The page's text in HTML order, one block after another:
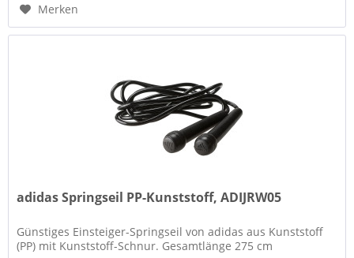
Merken
adidas Springseil PP-Kunststoff, ADIJRW05
Günstiges Einsteiger-Springseil von adidas aus Kunststoff
(PP) mit Kunststoff-Schnur. Gesamtlänge 275 cm